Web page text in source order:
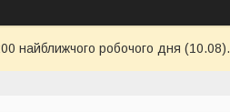
найближчого робочого дня (10.08).